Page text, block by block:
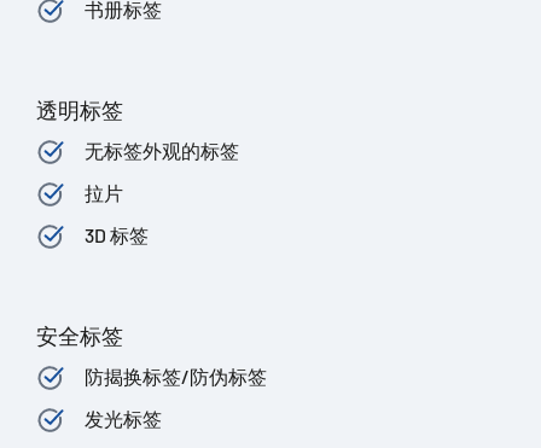
书册标签
透明标签
无标签外观的标签
拉片
3D 标签
安全标签
防揭换标签/防伪标签
发光标签